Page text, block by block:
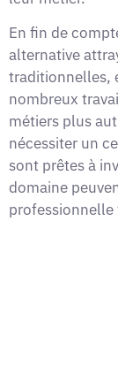
En fin de
alternative
traditionnelles,
nombreux
métiers plus
nécessiter un
sont prêtes à
domaine